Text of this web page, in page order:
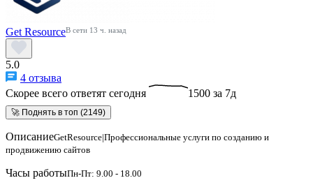
Get ResourceВ сети 13 ч. назад
5.0
4 отзыва
Скорее всего ответят сегодня
1500 за 7д
🚀 Поднять в топ (2149)
ОписаниеGetResource|Профессиональные услуги по созданию и
продвижению сайтов
Часы работыПн-Пт: 9.00 - 18.00